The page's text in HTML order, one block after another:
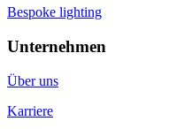
Bespoke lighting
Unternehmen
Über uns
Karriere